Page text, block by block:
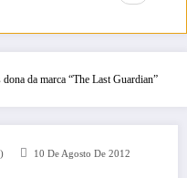
da marca “The Last Guardian”
10 De Agosto De 2012